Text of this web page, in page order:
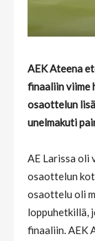
AEK Ateena
finaaliin viime
osaottelun
unelmakuti
AE Larissa oli
osaottelun
osaottelu oli
loppuhetkillä,
finaaliin. AEK